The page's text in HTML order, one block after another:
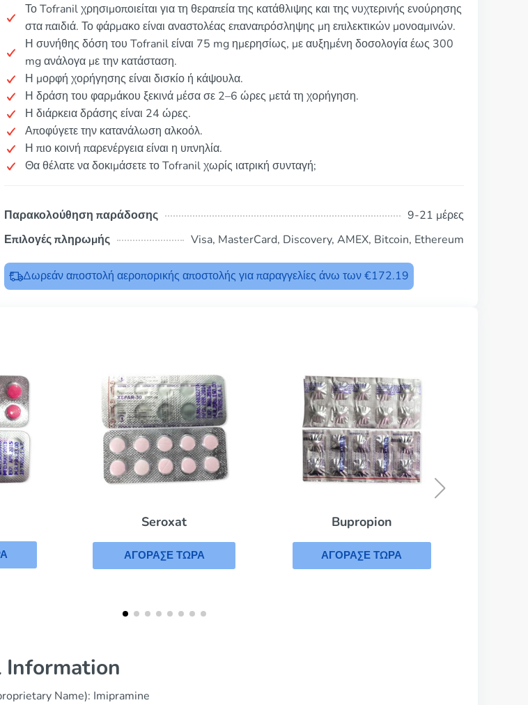
Το Tofranil χρησιμοποιείται για τη θεραπεία της κατάθλιψης και της νυχτερινής ενούρησης
στα παιδιά. Το φάρμακο είναι αναστολέας επαναπρόσληψης μη επιλεκτικών μονοαμινών.
Η συνήθης δόση του Tofranil είναι 75 mg ημερησίως, με αυξημένη δοσολογία έως 300
mg ανάλογα με την κατάσταση.
Η μορφή χορήγησης είναι δισκίο ή κάψουλα.
Η δράση του φαρμάκου ξεκινά μέσα σε 2–6 ώρες μετά τη χορήγηση.
Η διάρκεια δράσης είναι 24 ώρες.
Αποφύγετε την κατανάλωση αλκοόλ.
Η πιο κοινή παρενέργεια είναι η υπνηλία.
Θα θέλατε να δοκιμάσετε το Tofranil χωρίς ιατρική συνταγή;
Παρακολούθηση παράδοσης
9-21 μέρες
Επιλογές πληρωμής
Visa, MasterCard, Discovery, AMEX, Bitcoin, Ethereum
Δωρεάν αποστολή αεροπορικής αποστολής για παραγγελίες άνω των €172.19
ΤΩΡΑ
Bupropion
ΑΓΟΡΑΣΕ ΤΩΡΑ
Sinequan
ΑΓΟΡΑΣΕ ΤΩΡΑ
Information
Name): Imipramine